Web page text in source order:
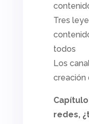
Tres
todos
Los
creación
redes,